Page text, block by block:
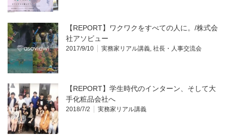
【REPORT】ワクワクをすべての人に。/株式会
社アソビュー
2017/9/10 実務家リアル講義, 社長・人事交流会
【REPORT】学生時代のインターン、そして大
手化粧品会社へ
2018/7/2 実務家リアル講義